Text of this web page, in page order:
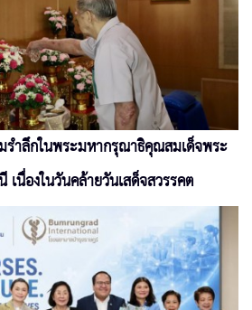
ำลึกในพระมหากรุณาธิคุณสมเด็จพระ
นื่องในวันคล้ายวันเสด็จสวรรคต